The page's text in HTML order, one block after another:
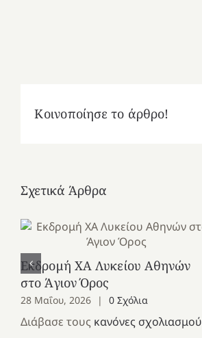
Κοινοποίησε το άρθρο!
Σχετικά Άρθρα
Εκδρομή ΧΑ Λυκείου Αθηνών
στο Άγιον Όρος
28 Μαΐου, 2026 | 0 Σχόλια
Διάβασε τους κανόνες σχολιασμού